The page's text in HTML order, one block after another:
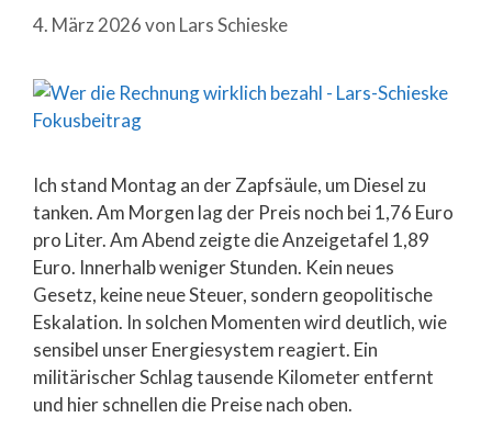
4. März 2026von Lars Schieske
Ich stand Montag an der Zapfsäule, um Diesel zu
tanken. Am Morgen lag der Preis noch bei 1,76 Euro
pro Liter. Am Abend zeigte die Anzeigetafel 1,89
Euro. Innerhalb weniger Stunden. Kein neues
Gesetz, keine neue Steuer, sondern geopolitische
Eskalation. In solchen Momenten wird deutlich, wie
sensibel unser Energiesystem reagiert. Ein
militärischer Schlag tausende Kilometer entfernt
und hier schnellen die Preise nach oben.